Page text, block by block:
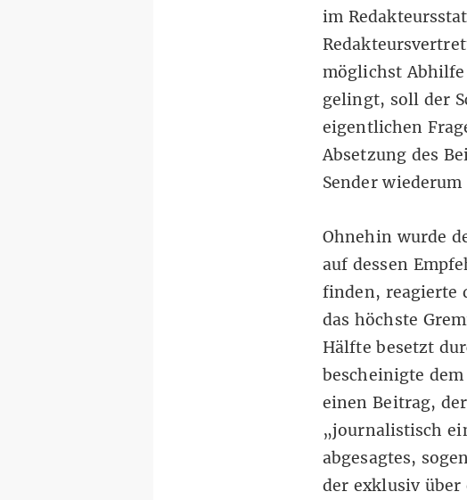
im
möglichst
gelingt, soll der
eigentlichen
Absetzung des
Sender
Ohnehin wurde
auf dessen
finden, reagierte
das höchste
Hälfte besetzt
bescheinigte
einen Beitrag,
„journalistisch
abgesagtes,
der exklusiv über